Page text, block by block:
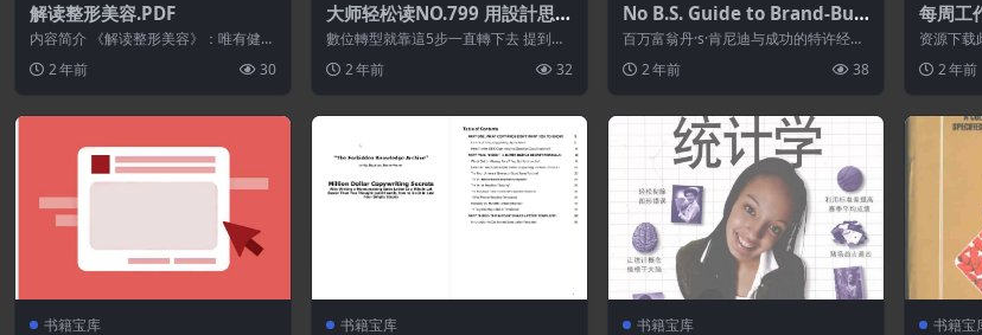
解读整形美容.PDF
内容简介 《解读整形美容》：唯有健康
才是人生。这句话通俗易懂，但它的内
涵却非常丰...
2 年前 30
大师轻松读NO.799 用設計思考
搞定顧客要的數位體驗
數位轉型就靠這5步一直轉下去 提到數
位轉型，你可能有一肚子的創意，但是
顧客並不會...
2 年前 32
No B.S. Guide to Brand-Buil
ding by Direct Response: T
he Ultimate No Holds Barr
ed Plan to Creating and Pr
and Without Buying It
百万富翁丹·s·肯尼迪与成功的特许经营
权授权人福雷斯特·瓦尔登和吉姆·卡瓦
莱一起...
2 年前 38
每周工
的生活
行列(扩
资源下载
先登录特
永久更新
2 年前
书籍宝库 书籍宝库 书籍宝库 书籍宝